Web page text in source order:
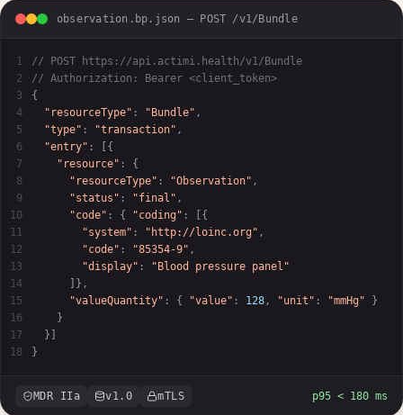
observation.bp.json — POST /v1/Bundle
1
2
3
4
5
6
7
8
9
10
11
12
13
14
15
16
17
18
// POST https://api.actimi.health/v1/Bundle
// Authorization: Bearer <client_token>
{
"resourceType" : "Bundle" ,
"type" : "transaction" ,
"entry" : [ {
"resource" : {
"resourceType" : "Observation" ,
"status" : "final" ,
"code" : { "coding" : [ {
"system" : "http://loinc.org" ,
"code" : "85354-9" ,
"display" :
"Blood pressure panel"
]} ,
"valueQuantity" : { "value" : 128, "unit" : "mmHg"
}
}
}]
}
MDR IIa v1.0 mTLS p95 < 180 ms